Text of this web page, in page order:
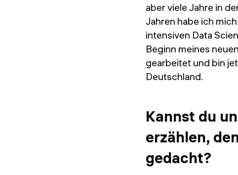
aber viele Jahre in
Jahren habe ich
intensiven Data
Beginn meines
gearbeitet und bin
Deutschland.
Kannst du
erzählen,
gedacht?